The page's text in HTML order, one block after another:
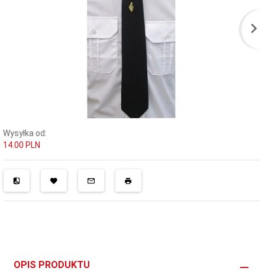
Wysyłka od:
14.00 PLN
OPIS PRODUKTU